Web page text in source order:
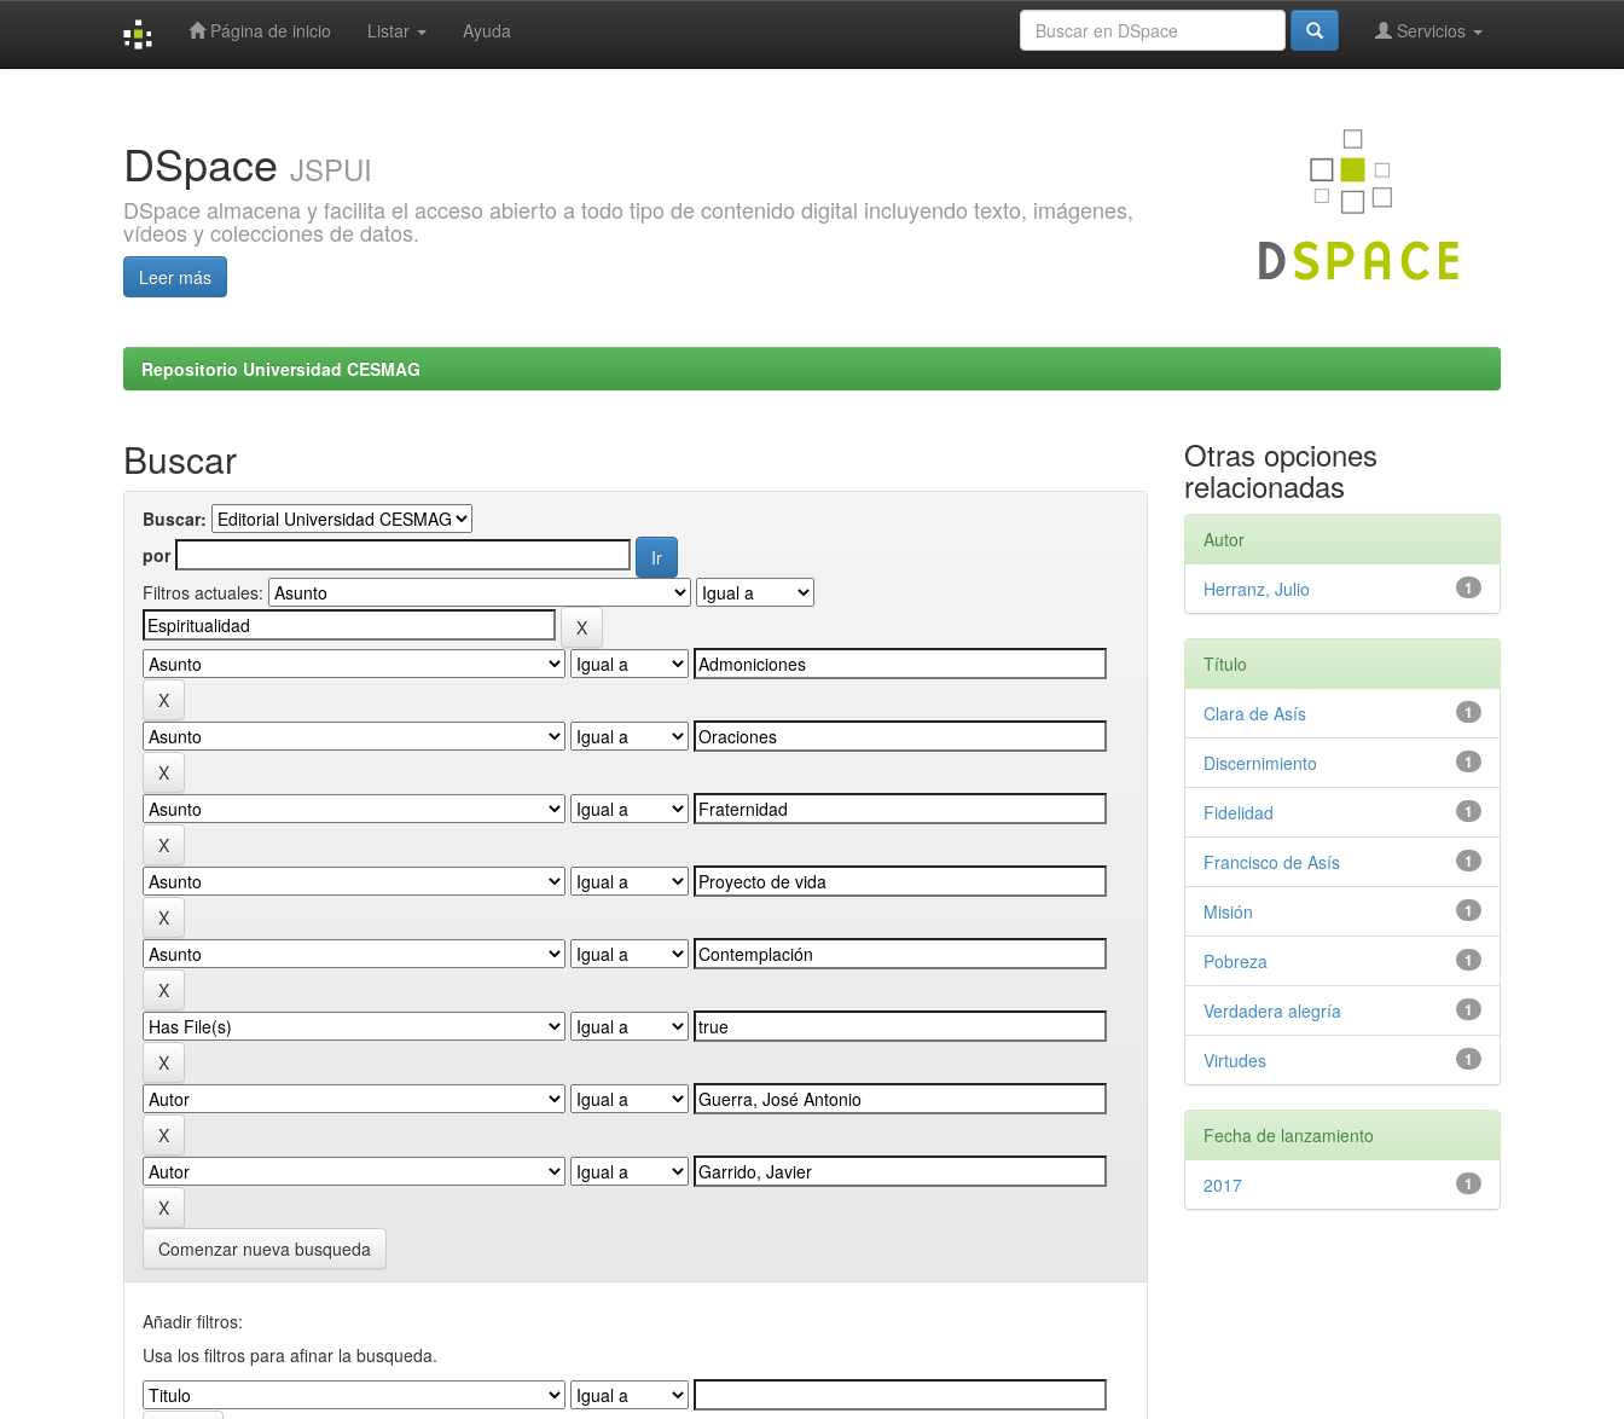
Página de inicio Listar Ayuda Servicios
DSpace JSPUI
DSpace almacena y facilita el acceso abierto a todo tipo de contenido digital incluyendo texto, imágenes,
vídeos y colecciones de datos.
Leer más
Repositorio Universidad CESMAG
Buscar
Buscar:
por
Filtros actuales:
Comenzar nueva busqueda
Añadir filtros:
Usa los filtros para afinar la busqueda.
Otras opciones
relacionadas
Autor
1
Herranz, Julio
Título
1
Clara de Asís
1
Discernimiento
1
Fidelidad
1
Francisco de Asís
1
Misión
1
Pobreza
1
Verdadera alegría
1
Virtudes
Fecha de lanzamiento
1
2017